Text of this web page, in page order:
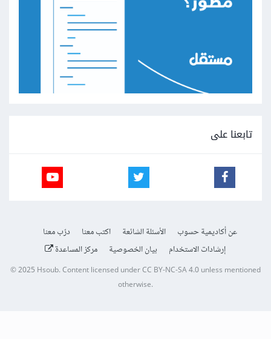
تابعنا على
عن أكاديمية حسوب الأسئلة الشائعة اكتب معنا
درّب معنا
إرشادات الاستخدام
بيان الخصوصية مركز المساعدة
© 2025 Hsoub.Content licensed underCC BY-NC-SA 4.0unless mentioned
otherwise.